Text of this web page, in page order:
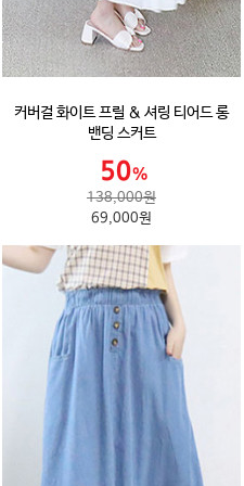
커버걸 화이트 프릴 & 셔링 티어드 롱
밴딩 스커트
138,000원
69,000원